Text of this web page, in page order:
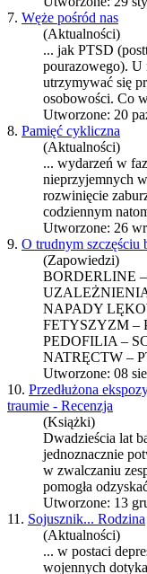
7. Węże pośród nas
(Aktualności)
... jak PTSD
pourazowego). U
utrzymywać się
osobowości. Co
Utworzone: 20
8. Pamięć cykliczna
(Aktualności)
... wydarzeń w
nieprzyjemnych
rozwinięcie
codziennym
Utworzone: 26
9. O trudnym szczęściu
(Zapowiedzi)
BORDERLINE
NAPADY
FETYSZYZM –
PEDOFILIA –
NATRĘCTW –
Utworzone: 08
10. Przedłużona
traumie - Recenzja
(Książki)
Dwadzieścia lat
jednoznacznie
w zwalczaniu
pomogła
Utworzone: 13
11. Sojusznik... Rodzina
(Aktualności)
... w postaci
wojennych